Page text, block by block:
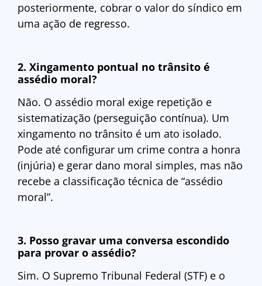
posteriormente, cobrar o valor do síndico em
uma ação de regresso.
2. Xingamento pontual no trânsito é
assédio moral?
Não. O assédio moral exige repetição e
sistematização (perseguição contínua). Um
xingamento no trânsito é um ato isolado.
Pode até configurar um crime contra a honra
(injúria) e gerar dano moral simples, mas não
recebe a classificação técnica de “assédio
moral”.
3. Posso gravar uma conversa escondido
para provar o assédio?
Sim. O Supremo Tribunal Federal (STF) e o